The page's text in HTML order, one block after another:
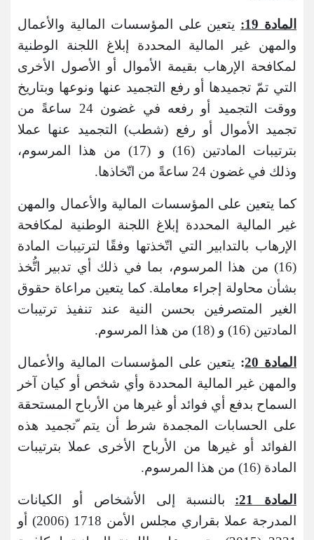
المادة 19:
يتعين على المؤسسات المالية والأعمال
والمهن غير المالية المحددة إبلاغ اللجنة الوطنية
لمكافحة الإرهاب بقيمة الأموال أو الأصول الأخرى
التي تمّ تجميدها أو رفع التجميد عنها ونوعها وبتاريخ
ووقت التجميد أو رفعه في غضون 24 ساعةً من
تجميد الأموال أو رفع (شطب) التجميد عنها عملا
بترتيبات المادتين (16) و (17) من هذا المرسوم،
وذلك في غضون 24 ساعةً من اتّخاذها.
كما يتعين على المؤسسات المالية والأعمال والمهن
غير المالية المحددة إبلاغ اللجنة الوطنية لمكافحة
الإرهاب بالتدابير التي اتّخذتها وفقًا لترتيبات المادة
(16) من هذا المرسوم، بما في ذلك أي تدبير اتُّخذ
بشأن محاولة إجراء معاملة. كما يتعين مراعاة حقوق
الغير المتصرفين بحسن النية عند تنفيذ ترتيبات
المادتين (16) و (18) من هذا المرسوم.
المادة 20 : يتعين على المؤسسات المالية والأعمال
والمهن غير المالية المحددة وأي شخص أو كيان آخر
السماح بدفع أي فوائد أو غيرها من الأرباح المستحقة
على الحسابات المجمدة شرط أن يتم ّتجميد هذه
الفوائد أو غيرها من الأرباح الأخرى عملا بترتيبات
المادة (16) من هذا المرسوم.
المادة 21:
بالنسبة إلى الأشخاص أو الكيانات
المدرجة عملا بقراري مجلس الأمن 1718 (2006) أو